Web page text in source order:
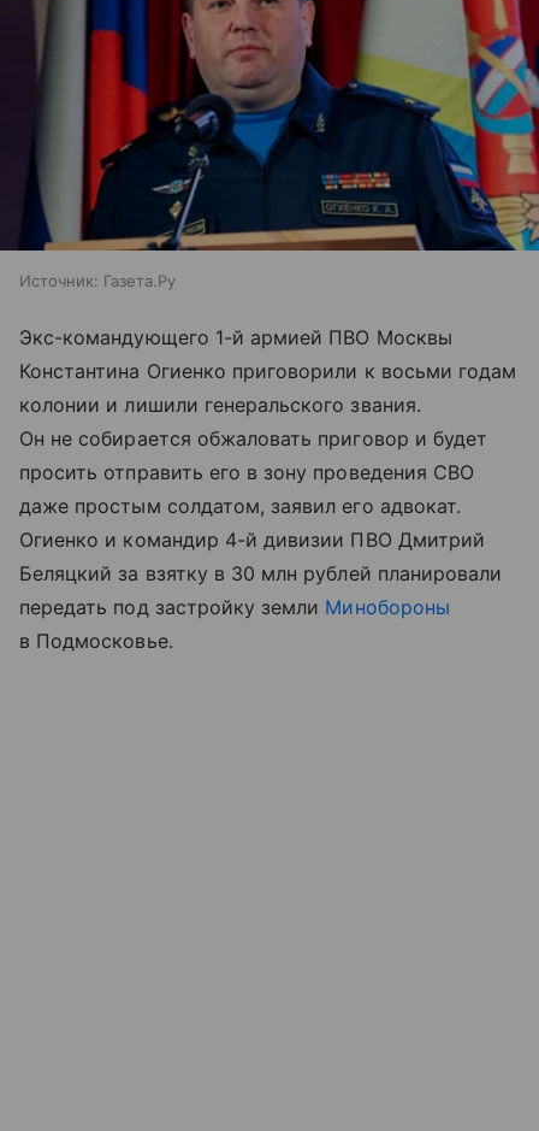
Источник: Газета.Ру
Экс-командующего 1-й армией ПВО Москвы
Константина Огиенко приговорили к восьми годам
колонии и лишили генеральского звания.
Он не собирается обжаловать приговор и будет
просить отправить его в зону проведения СВО
даже простым солдатом, заявил его адвокат.
Огиенко и командир 4-й дивизии ПВО Дмитрий
Беляцкий за взятку в 30 млн рублей планировали
передать под застройку земли Минобороны
в Подмосковье.